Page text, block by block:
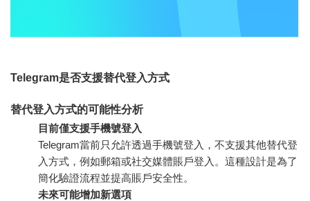
Telegram是否支援替代登入方式
替代登入方式的可能性分析
目前僅支援手機號登入
Telegram當前只允許透過手機號登入，不支援其他替代登
入方式，例如郵箱或社交媒體賬戶登入。這種設計是為了
簡化驗證流程並提高賬戶安全性。
未來可能增加新選項